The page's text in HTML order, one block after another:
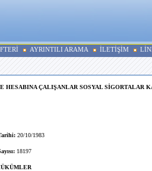
AYRINTILI ARAMA İLETİŞİM
HESABINA ÇALIŞANLAR SOSYAL SİGORTALAR
20/10/1983
18197